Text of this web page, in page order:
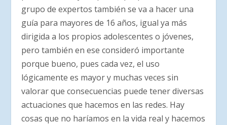
grupo de expertos también se va a hacer una
guía para mayores de 16 años, igual ya más
dirigida a los propios adolescentes o jóvenes,
pero también en ese consideró importante
porque bueno, pues cada vez, el uso
lógicamente es mayor y muchas veces sin
valorar que consecuencias puede tener diversas
actuaciones que hacemos en las redes. Hay
cosas que no haríamos en la vida real y hacemos